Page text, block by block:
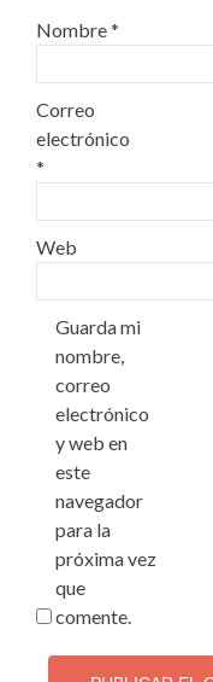
Nombre*
Correo
electrónico
*
Web
Guarda mi
nombre,
correo
electrónico
y web en
este
navegador
para la
próxima vez
que
comente.